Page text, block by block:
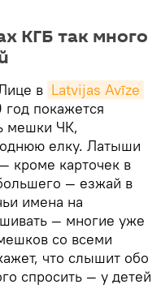
КГБ так много
в Latvijas Avīze
покажется
мешки ЧК,
елку. Латыши
кроме карточек в
— езжай в
имена на
— многие уже
со всеми
что слышит обо
спросить — у детей